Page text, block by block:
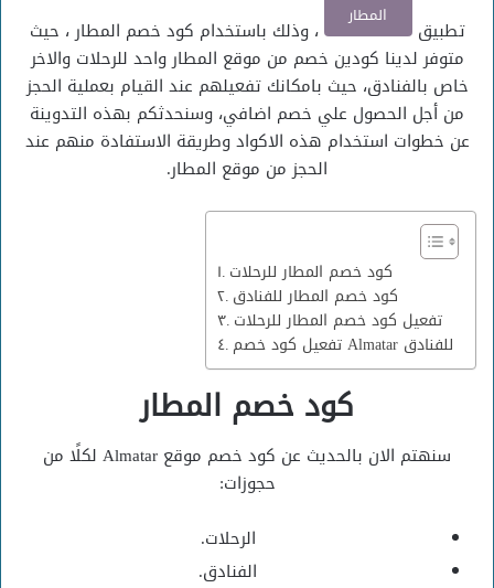
تطبيق
المطار
، وذلك باستخدام كود خصم المطار ، حيث
متوفر لدينا كودين خصم من موقع المطار واحد للرحلات والاخر
خاص بالفنادق، حيث بامكانك تفعيلهم عند القيام بعملية الحجز
من أجل الحصول علي خصم اضافي، وسنحدثكم بهذه التدوينة
عن خطوات استخدام هذه الاكواد وطريقة الاستفادة منهم عند
الحجز من موقع المطار.
كود خصم المطار للرحلات
كود خصم المطار للفنادق
تفعيل كود خصم المطار للرحلات
تفعيل كود خصم Almatar للفنادق
كود خصم المطار
سنهتم الان بالحديث عن كود خصم موقع Almatar لكلًا من
حجوزات:
الرحلات.
الفنادق.